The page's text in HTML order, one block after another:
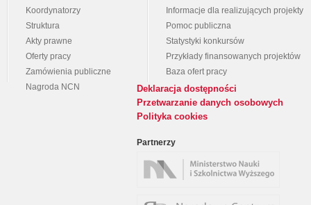
Koordynatorzy
Struktura
Akty prawne
Oferty pracy
Zamówienia publiczne
Nagroda NCN
Informacje dla realizujących projekty
Pomoc publiczna
Statystyki konkursów
Przykłady finansowanych projektów
Baza ofert pracy
Deklaracja dostępności
Przetwarzanie danych osobowych
Polityka cookies
Partnerzy